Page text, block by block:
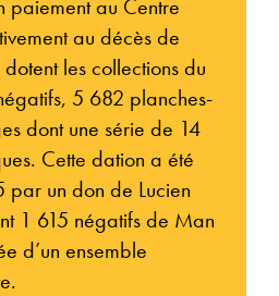
paiement au Centre
au décès de
dotent les collections du
5 682 planches-
dont une série de 14
Cette dation a été
par un don de Lucien
1 615 négatifs de Man
d’un ensemble